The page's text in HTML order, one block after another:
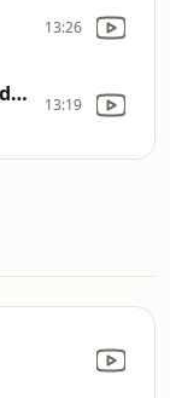
13:26
Ministerio de Alabanza Abdí Primicia 2026 #audiooficial 13:19